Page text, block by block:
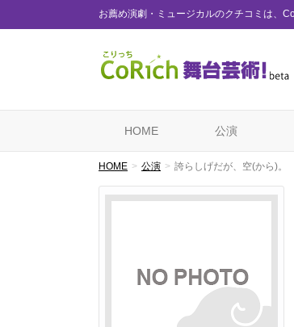
お薦め演劇・ミュージカルのクチコミは、
HOME 公演
HOME 公演 誇らしげだが、空(から)。